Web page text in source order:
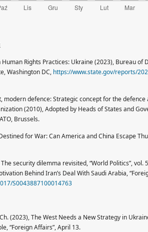
Rights Practices: Ukraine (2023), Bureau of
Washington DC, https://www.state.gov/reports/
modern defence: Strategic concept for the
(2010), Adopted by Heads of States and
Brussels.
for War: Can America and China Escape
security dilemma revisited, “World Politics”, vol.
Behind Iran’s Deal With Saudi Arabia,
S0043887100014763
(2023), The West Needs a New Strategy in
“Foreign Affairs”, April 13.